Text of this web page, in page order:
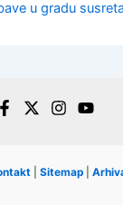
u gradu susreta
Sitemap